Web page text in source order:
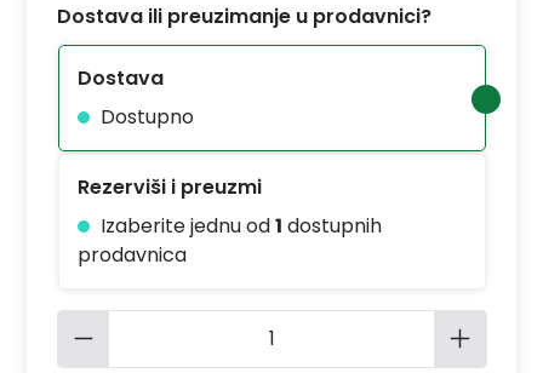
Dostava ili preuzimanje u prodavnici?
Dostava
Dostupno
Rezerviši i preuzmi
Izaberite jednu od1 dostupnih
prodavnica
Količina proizvoda: Unesite